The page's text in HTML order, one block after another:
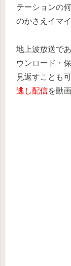
テーションの
のかさえイマ
地上波放送で
ウンロード・
見返すことも
逃し配信を動